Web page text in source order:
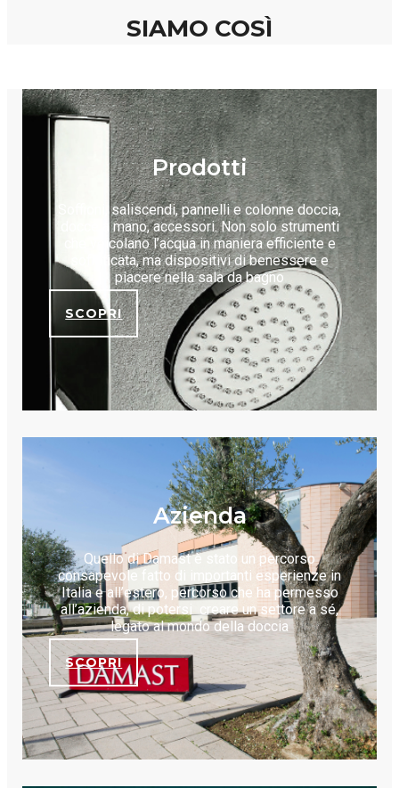
SIAMO COSÌ
Prodotti
Soffioni, saliscendi, pannelli e colonne doccia,
docce a mano, accessori. Non solo strumenti
che veicolano l’acqua in maniera efficiente e
sofisticata, ma dispositivi di benessere e
piacere nella sala da bagno
SCOPRI
Azienda
Quello di Damast è stato un percorso
consapevole fatto di importanti esperienze in
Italia e all’estero, percorso che ha permesso
all’azienda, di potersi creare un settore a sé,
legato al mondo della doccia
SCOPRI